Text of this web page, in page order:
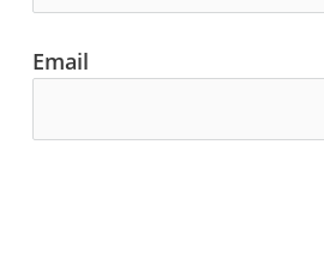
Email